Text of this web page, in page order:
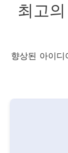
최고
향상된 아이